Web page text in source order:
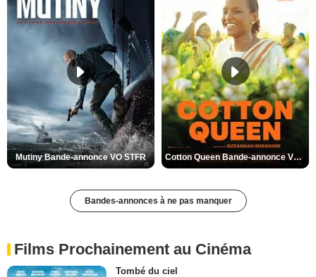
Mutiny Bande-annonce VO STFR Cotton Queen Bande-annonce VO STFR
Bandes-annonces à ne pas manquer
Films Prochainement au Cinéma
Tombé du ciel